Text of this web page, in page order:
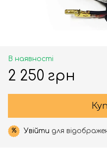
В наявності
2 250 грн
% Увійти для